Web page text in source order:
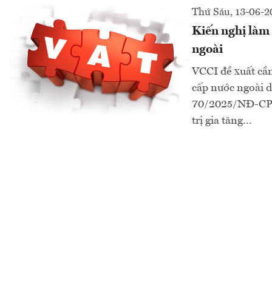
Thứ Sáu, 13-06-
Kiến nghị làm
ngoài
VCCI đề xuất
cấp nước ngoài
70/2025/NĐ-CP
trị gia tăng...